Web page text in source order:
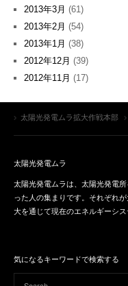
2013年3月 (61)
2013年2月 (54)
2013年1月 (38)
2012年12月 (39)
2012年11月 (17)
太陽光発電ムラ拡大作戦本部
太陽光発電ムラ
太陽光発電ムラは、太陽光発電
った人の集まりです。それぞれ
大を通じて現在のエネルギーシ
気になるキーワードで検索する